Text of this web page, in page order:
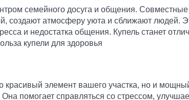
семейного досуга и общения.
создают атмосферу уюта и сближают людей.
и недостатка общения. Купель станет
красивый элемент вашего участка, но и
помогает справляться со стрессом,